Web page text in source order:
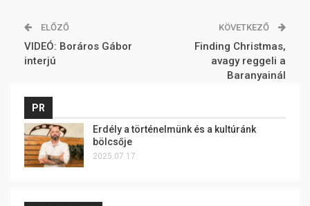
ELŐZŐ
VIDEÓ: Boráros Gábor
interjú
KÖVETKEZŐ
Finding Christmas,
avagy reggeli a
Baranyainál
PR
Erdély a történelmünk és a kultúránk
bölcsője
2025.07.17.